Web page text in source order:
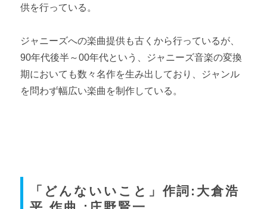
供を行っている。
ジャニーズへの楽曲提供も古くから行っているが、
90年代後半～00年代という、ジャニーズ音楽の変換
期においても数々名作を生み出しており、ジャンル
を問わず幅広い楽曲を制作している。
「どんないいこと」作詞:大倉浩